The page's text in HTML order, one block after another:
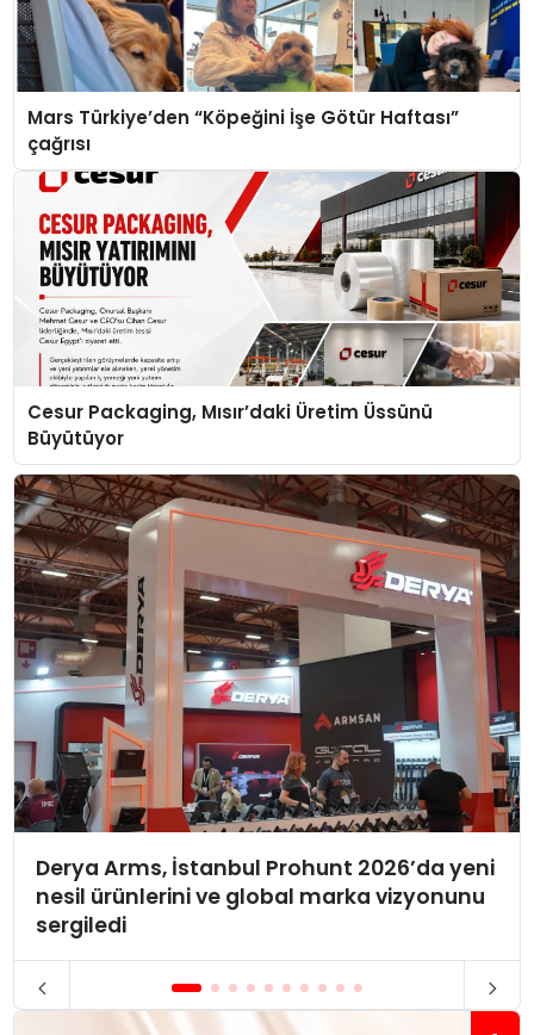
Mars Türkiye’den “Köpeğini İşe Götür Haftası”
çağrısı
Cesur Packaging, Mısır’daki Üretim Üssünü
Büyütüyor
Derya Arms, İstanbul Prohunt 2026’da yeni
nesil ürünlerini ve global marka vizyonunu
sergiledi